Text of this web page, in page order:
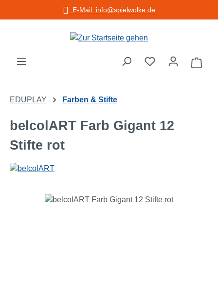
Zum Hauptinhalt springenE-Mail: info@spielwolke.de
EDUPLAY Farben & Stifte
belcolART Farb Gigant 12
Stifte rot